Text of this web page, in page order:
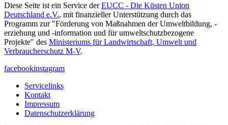
Diese Seite ist ein Service derEUCC - Die Küsten Union
Deutschland e.V., mit finanzieller Unterstützung durch das
Programm zur "Förderung von Maßnahmen der Umweltbildung, -
erziehung und -information und für umweltschutzbezogene
Projekte" des Ministeriums für Landwirtschaft, Umwelt und
Verbraucherschutz M-V.
facebookinstagram
Servicelinks
Kontakt
Impressum
Datenschutzerklärung